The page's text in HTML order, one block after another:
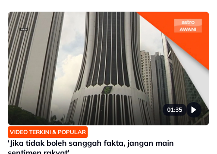
01:35
VIDEO TERKINI & POPULAR
'Jika tidak boleh sanggah fakta, jangan main